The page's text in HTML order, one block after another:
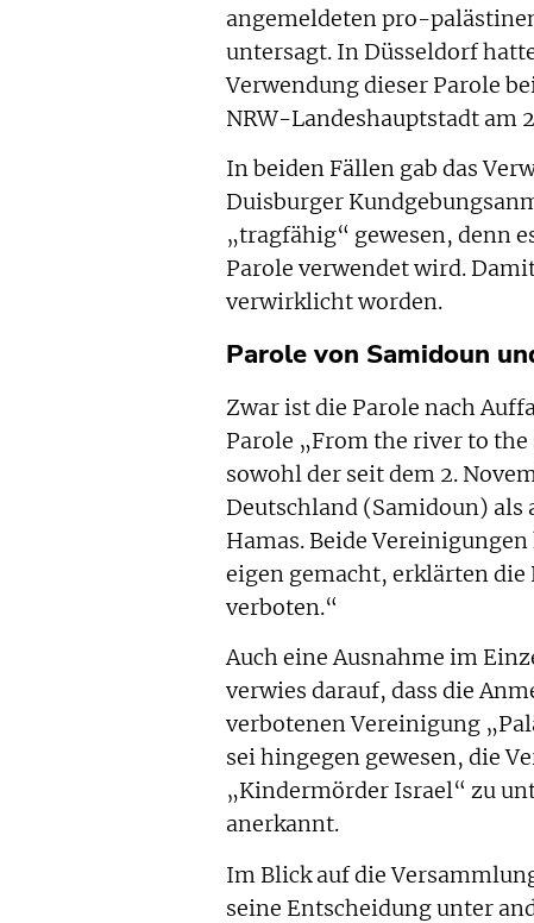
angemeldeten pro-
untersagt. In Düsseldorf
Verwendung dieser Parole
NRW-Landeshauptstadt am
In beiden Fällen gab das
Duisburger
„tragfähig“ gewesen, denn
Parole verwendet wird.
verwirklicht worden.
Parole von Samidoun
Zwar ist die Parole nach
Parole „From the river to
sowohl der seit dem 2.
Deutschland (Samidoun)
Hamas. Beide
eigen gemacht, erklärten
verboten.“
Auch eine Ausnahme im
verwies darauf, dass die
verbotenen Vereinigung
sei hingegen gewesen, die
„Kindermörder Israel“ zu
anerkannt.
Im Blick auf die
seine Entscheidung unter